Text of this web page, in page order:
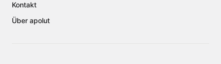
Kontakt
Über apolut